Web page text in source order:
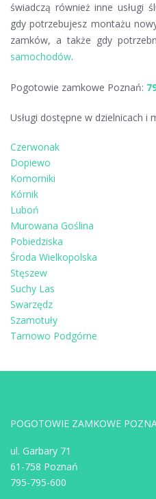
świadczą również inne usługi
gdy potrzebujesz montażu
zamków, a także gdy
samochodów.
Pogotowie zamkowe Poznań:
Usługi dostępne w dzielnicach i
Czerwonak
Dopiewo
Komorniki
Kórnik
Luboń
Murowana Goślina
Pobiedziska
Środa Wielkopolska
Stęszew
Suchy Las
Swarzędz
Szamotuły
Tarnowo Podgórne
POGOTOWIE ZAMKOWE
ul. Garbary 71
61-758 Poznań
795-795-600